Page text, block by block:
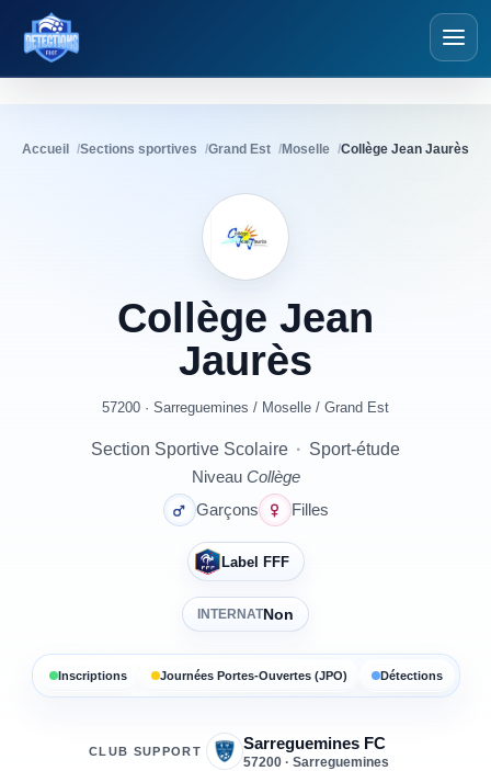
Détections Foot
Accueil Sections sportives Grand Est Moselle Collège Jean Jaurès
Collège Jean
Jaurès
57200 · Sarreguemines / Moselle / Grand Est
Section Sportive Scolaire · Sport-étude
Niveau Collège
Garçons
Filles
Label FFF
INTERNATNon
Inscriptions Journées Portes-Ouvertes (JPO) Détections
CLUB SUPPORT Sarreguemines FC
57200 · Sarreguemines